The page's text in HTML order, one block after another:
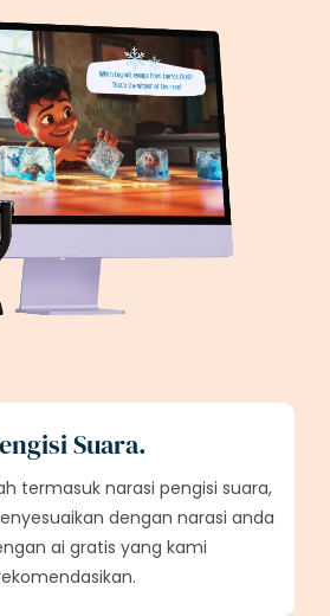
Suara.
termasuk narasi pengisi suara,
dengan narasi anda
ai gratis yang kami